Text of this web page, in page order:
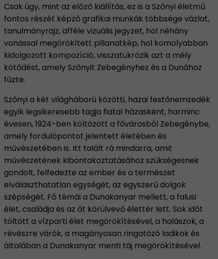
Csak úgy, mint az előző kiállítás, ez is a Szőnyi életmű
fontos részét képző grafikai munkák többsége vázlat,
tanulmányrajz, afféle vizuális jegyzet, hol néhány
vonással megörökített pillanatkép, hol komolyabban
kidolgozott kompozíció, visszatükrözik azt a mély
kötődést, amely Szőnyit Zebegényhez és a Dunához
fűzte.
Szőnyi a két világháború közötti, hazai festőnemzedék
egyik legsikeresebb tagja fiatal házasként, harminc
évesen, 1924-ben költözött a fővárosból Zebegénybe,
amely fordulópontot jelentett életében és
művészetében is. Itt talált rá mindarra, amit
művészetének kibontakoztatásához szükségesnek
gondolt, felfedezte az ember és a természet
elválaszthatatlan egységét, az egyszerű dolgok
szépségét. Fő témái a Dunakanyar mellett, a falusi
élet, családja és az őt körülvevő élettér lett. Sok időt
töltött a vízparti élet megörökítésével, a halászok, a
révészre várók, a magányosan ringatózó ladikok és
általában a Dunakanyar menti táj megörökítésével.